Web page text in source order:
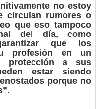
no estoy
circulan rumores o
que eso tampoco
del día, como
que los
profesión en un
protección a sus
estar siendo
porque no